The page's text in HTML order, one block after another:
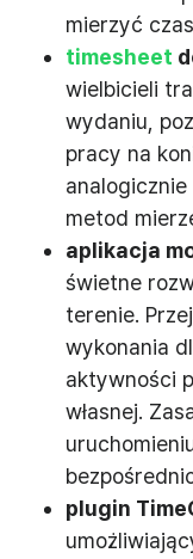
mierzyć
timesheet
wielbicieli
wydaniu,
pracy na
metod
aplikacja
świetne
terenie.
wykonania
aktywności
własnej.
plugin